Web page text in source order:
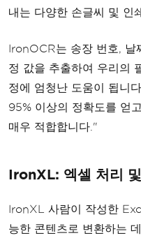
내는 다양한 손글씨 및 인
IronOCR는 송장 번호, 날
정 값을 추출하여 우리의
정에 엄청난 도움이 됩니
95% 이상의 정확도를 얻
매우 적합합니다."
IronXL: 엑셀 처리
IronXL 사람이 작성한
능한 콘텐츠로 변환하는